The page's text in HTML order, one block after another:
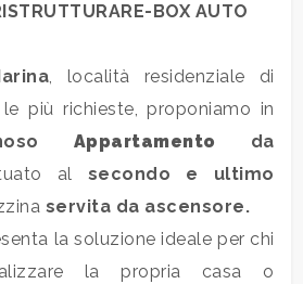
BOX AUTO
, località residenziale di
più richieste, proponiamo in
Appartamento da
al secondo e ultimo
servita da ascensore.
la soluzione ideale per chi
la propria casa o